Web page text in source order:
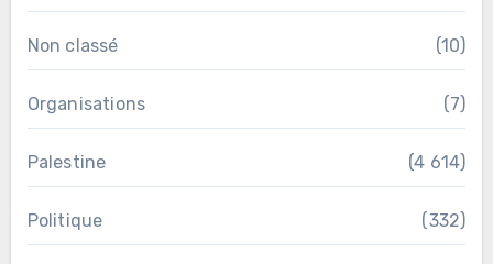
Non classé (10)
Organisations (7)
Palestine (4 614)
Politique (332)